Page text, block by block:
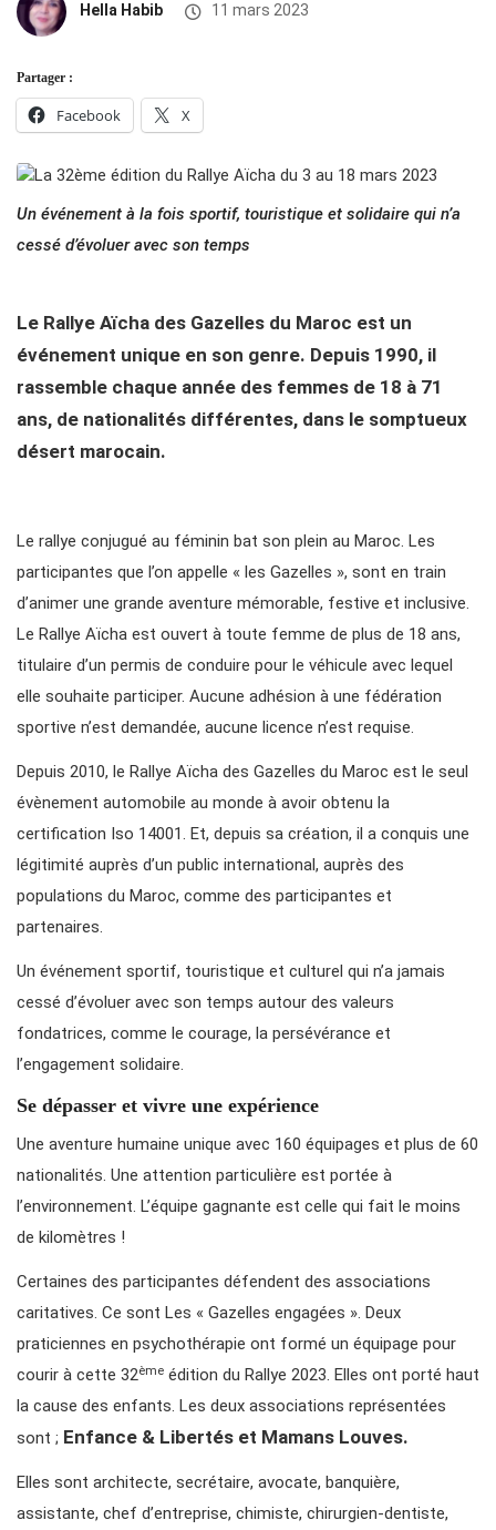
Hella Habib 11 mars 2023
Partager :
Facebook X
Un événement à la fois sportif, touristique et solidaire qui n’a
cessé d’évoluer avec son temps
Le Rallye Aïcha des Gazelles du Maroc est un
événement unique en son genre. Depuis 1990, il
rassemble chaque année des femmes de 18 à 71
ans, de nationalités différentes, dans le somptueux
désert marocain.
Le rallye conjugué au féminin bat son plein au Maroc. Les
participantes que l’on appelle « les Gazelles », sont en train
d’animer une grande aventure mémorable, festive et inclusive.
Le Rallye Aïcha est ouvert à toute femme de plus de 18 ans,
titulaire d’un permis de conduire pour le véhicule avec lequel
elle souhaite participer. Aucune adhésion à une fédération
sportive n’est demandée, aucune licence n’est requise.
Depuis 2010, le Rallye Aïcha des Gazelles du Maroc est le seul
évènement automobile au monde à avoir obtenu la
certification Iso 14001. Et, depuis sa création, il a conquis une
légitimité auprès d’un public international, auprès des
populations du Maroc, comme des participantes et
partenaires.
Un événement sportif, touristique et culturel qui n’a jamais
cessé d’évoluer avec son temps autour des valeurs
fondatrices, comme le courage, la persévérance et
l’engagement solidaire.
Se dépasser et vivre une expérience
Une aventure humaine unique avec 160 équipages et plus de 60
nationalités. Une attention particulière est portée à
l’environnement. L’équipe gagnante est celle qui fait le moins
de kilomètres !
Certaines des participantes défendent des associations
caritatives. Ce sont Les « Gazelles engagées ». Deux
praticiennes en psychothérapie ont formé un équipage pour
courir à cette 32ème édition du Rallye 2023. Elles ont porté haut
la cause des enfants. Les deux associations représentées
sont ; Enfance & Libertés et Mamans Louves.
Elles sont architecte, secrétaire, avocate, banquière,
assistante, chef d’entreprise, chimiste, chirurgien-dentiste,